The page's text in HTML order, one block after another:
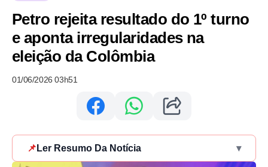
Petro rejeita resultado do 1º turno
e aponta irregularidades na
eleição da Colômbia
01/06/2026 03h51
📌 Ler Resumo Da Notícia ▾